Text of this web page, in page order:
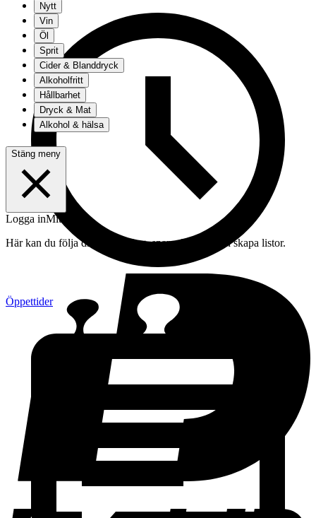
Öppettider
Nytt
Vin
Öl
Sprit
Cider & Blanddryck
Alkoholfritt
Hållbarhet
Dryck & Mat
Alkohol & hälsa
Stäng meny
Logga inMitt konto
Här kan du följa din beställning, spara drycker och skapa listor.